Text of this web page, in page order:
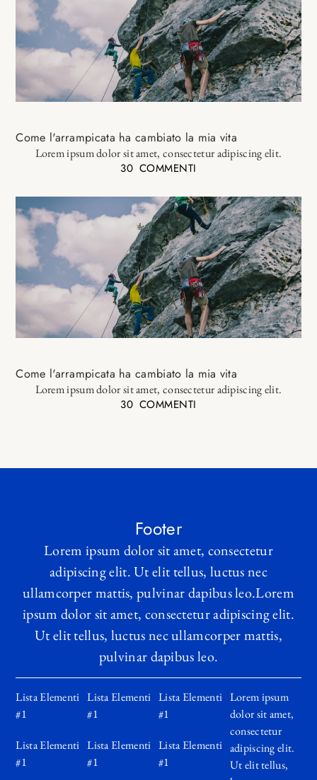
Come l'arrampicata ha cambiato la mia vita
Lorem ipsum dolor sit amet, consectetur adipiscing elit.
30 COMMENTI
Come l'arrampicata ha cambiato la mia vita
Lorem ipsum dolor sit amet, consectetur adipiscing elit.
30 COMMENTI
Footer
Lorem ipsum dolor sit amet, consectetur
adipiscing elit. Ut elit tellus, luctus nec
ullamcorper mattis, pulvinar dapibus leo.Lorem
ipsum dolor sit amet, consectetur adipiscing elit.
Ut elit tellus, luctus nec ullamcorper mattis,
pulvinar dapibus leo.
Lista Elementi
#1
Lista Elementi
#1
Lista Elementi
#1
Lista Elementi
#1
Lista Elementi
#1
Lista Elementi
#1
Lorem ipsum
dolor sit amet,
consectetur
adipiscing elit.
Ut elit tellus,